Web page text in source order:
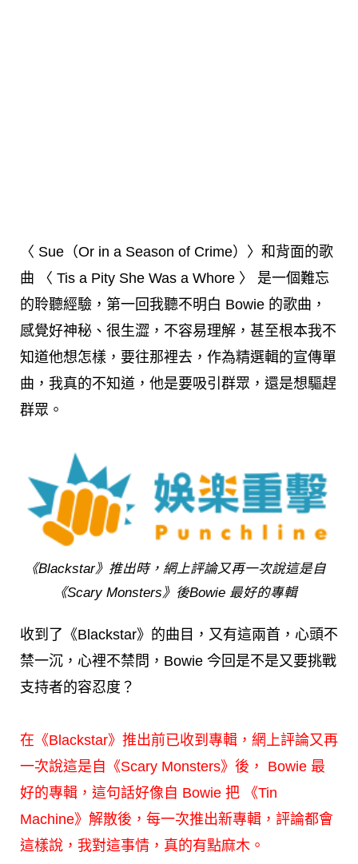
〈 Sue（Or in a Season of Crime）〉和背面的歌
曲 〈 Tis a Pity She Was a Whore 〉 是一個難忘
的聆聽經驗，第一回我聽不明白 Bowie 的歌曲，
感覺好神秘、很生澀，不容易理解，甚至根本我不
知道他想怎樣，要往那裡去，作為精選輯的宣傳單
曲，我真的不知道，他是要吸引群眾，還是想驅趕
群眾。
《Blackstar》推出時，網上評論又再一次說這是自
《Scary Monsters》後Bowie 最好的專輯
收到了《Blackstar》的曲目，又有這兩首，心頭不
禁一沉，心裡不禁問，Bowie 今回是不是又要挑戰
支持者的容忍度？
在《Blackstar》推出前已收到專輯，網上評論又再
一次說這是自《Scary Monsters》後， Bowie 最
好的專輯，這句話好像自 Bowie 把 《Tin
Machine》解散後，每一次推出新專輯，評論都會
這樣說，我對這事情，真的有點麻木。